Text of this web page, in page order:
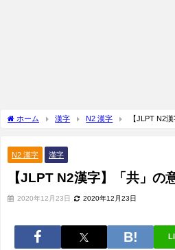
ホーム 漢字 N2 漢字 【JLPT N2
N2 漢字 漢字
【JLPT N2漢字】「共」の
2020年12月23日 2020年12月23日